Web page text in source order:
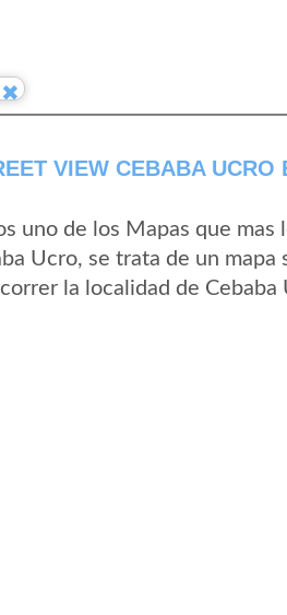
VIEW CEBABA UCRO
uno de los Mapas que mas
Ucro, se trata de un
la localidad de Cebaba